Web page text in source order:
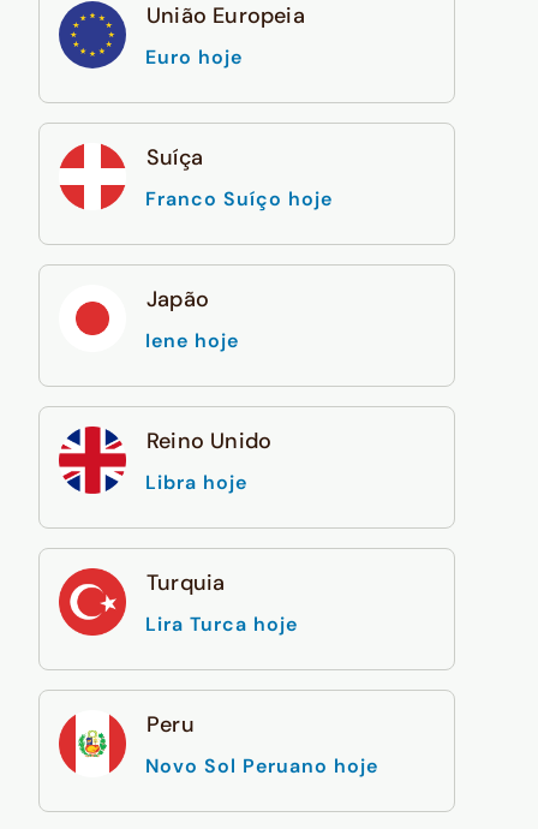
União Europeia
Euro hoje
Suíça
Franco Suíço hoje
Japão
Iene hoje
Reino Unido
Libra hoje
Turquia
Lira Turca hoje
Peru
Novo Sol Peruano hoje